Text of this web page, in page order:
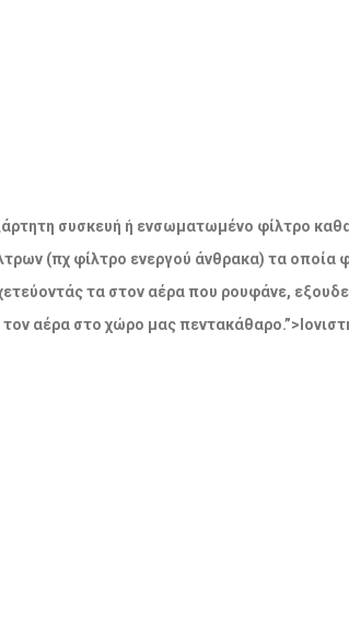
συσκευή ή ενσωματωμένο φίλτρο
(πχ φίλτρο ενεργού άνθρακα) τα
τα στον αέρα που ρουφάνε,
αέρα στο χώρο μας